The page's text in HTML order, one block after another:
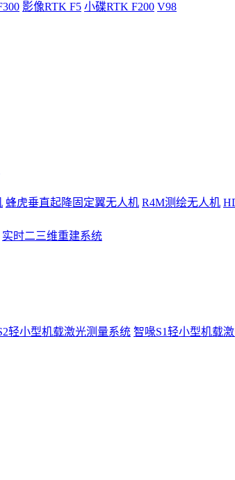
影像RTK F5 小碟RTK F200 V98
蜂虎垂直起降固定翼无人机 R4M测绘无人机
实时二三维重建系统
轻小型机载激光测量系统 智喙S1轻小型机载